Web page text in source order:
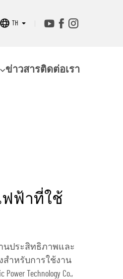
TH
ข่าวสารติดต่อเรา
ฟฟ้าที่ใช้
นประสิทธิภาพและ
สำหรับการใช้งาน
Technology Co.,